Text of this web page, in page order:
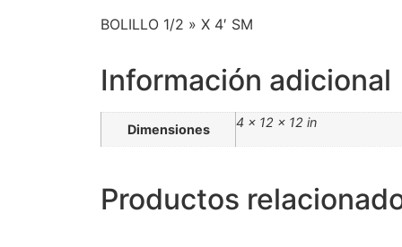
BOLILLO 1/2 » X 4′ SM
Información adicional
Dimensiones 4 × 12 × 12 in
Productos